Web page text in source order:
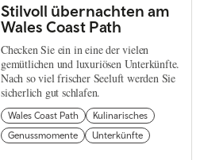
Stilvoll übernachten am
Wales Coast Path
Checken Sie ein in eine der vielen
gemütlichen und luxuriösen Unterkünfte.
Nach so viel frischer Seeluft werden Sie
sicherlich gut schlafen.
Wales Coast Path
Kulinarisches
Genussmomente
Unterkünfte